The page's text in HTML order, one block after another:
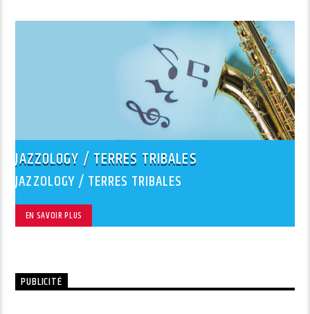
JAZZOLOGY / TERRES TRIBALES
JAZZOLOGY / TERRES TRIBALES
EN SAVOIR PLUS
PUBLICITÉ